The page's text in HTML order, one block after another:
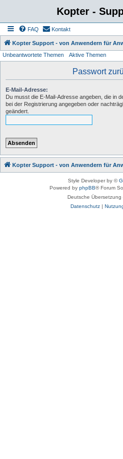
Kopter -
FAQ Kontakt
Kopter Support - von Anwendern für
Unbeantwortete Themen Aktive Themen
Passwort
E-Mail-Adresse:
Du musst die E-Mail-Adresse angeben, die in
bei der Registrierung angegeben oder
geändert.
Kopter Support - von Anwendern für
Style Developer by ©
Powered by phpBB® Forum
Deutsche Übersetzung
Datenschutz|